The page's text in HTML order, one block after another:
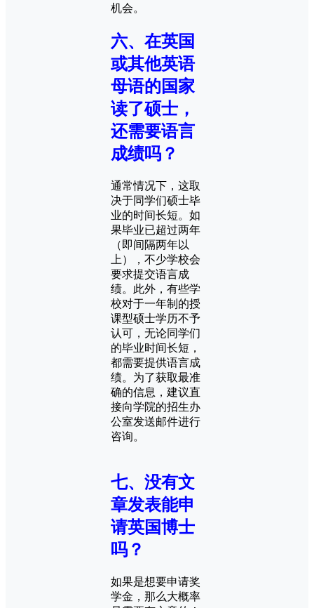
机会。
六、在英国
或其他英语
母语的国家
读了硕士，
还需要语言
成绩吗？
通常情况下，这取
决于同学们硕士毕
业的时间长短。如
果毕业已超过两年
（即间隔两年以
上），不少学校会
要求提交语言成
绩。此外，有些学
校对于一年制的授
课型硕士学历不予
认可，无论同学们
的毕业时间长短，
都需要提供语言成
绩。为了获取最准
确的信息，建议直
接向学院的招生办
公室发送邮件进行
咨询。
七、没有文
章发表能申
请英国博士
吗？
如果是想要申请奖
学金，那么大概率